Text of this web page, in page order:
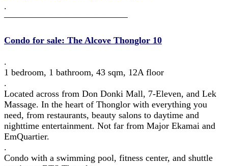
.
—————————————–
Condo for sale: The Alcove Thonglor 10
.
1 bedroom, 1 bathroom, 43 sqm, 12A floor
.
Located across from Don Donki Mall, 7-Eleven, and Lek
Massage. In the heart of Thonglor with everything you
need, from restaurants, beauty salons to daytime and
nighttime entertainment. Not far from Major Ekamai and
EmQuartier.
.
Condo with a swimming pool, fitness center, and shuttle